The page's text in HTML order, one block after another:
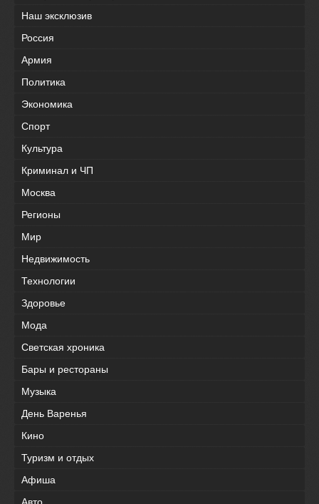
Наш эксклюзив
Россия
Армия
Политика
Экономика
Спорт
Культура
Криминал и ЧП
Москва
Регионы
Мир
Недвижимость
Технологии
Здоровье
Мода
Светская хроника
Бары и рестораны
Музыка
День Варенья
Кино
Туризм и отдых
Афиша
Авто